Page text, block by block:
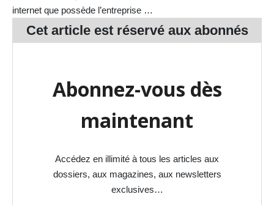
internet que possède l’entreprise …
Cet article est réservé aux abonnés
Abonnez-vous dès
maintenant
Accédez en illimité à tous les articles aux
dossiers, aux magazines, aux newsletters
exclusives…